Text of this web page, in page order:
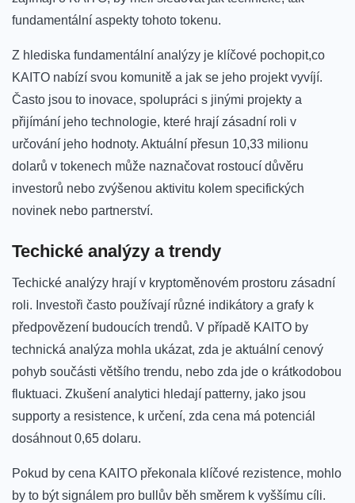
fundamentální aspekty tohoto⁤ tokenu.
Z hlediska fundamentální analýzy je klíčové pochopit,co
KAITO nabízí⁢ svou komunitě a jak se jeho‍ projekt vyvíjí.
Často jsou to inovace, spolupráci ‌s ​jinými projekty a
přijímání jeho ​technologie, které hrají zásadní roli v
‌určování jeho⁤ hodnoty. ​Aktuální ‍přesun 10,33⁣ milionu
dolarů v tokenech může naznačovat rostoucí důvěru
investorů nebo ⁢zvýšenou aktivitu kolem specifických
novinek​ nebo partnerství.
Techické analýzy​ a trendy
Techické analýzy hrají v kryptoměnovém prostoru zásadní
roli. Investoři často používají různé​ indikátory a ⁣grafy k
předpovězení ​budoucích trendů. V případě KAITO‌ by
technická analýza mohla ukázat,‌ zda​ je ⁤aktuální cenový
pohyb součásti‌ většího trendu, nebo zda jde o krátkodobou
fluktuaci. Zkušení analytici hledají ‌patterny, jako jsou
supporty a resistence, k určení, zda cena má potenciál
‍dosáhnout 0,65‍ dolaru.
Pokud⁢ by cena‍ KAITO překonala klíčové rezistence, mohlo
by to být signálem pro bullův běh směrem k vyššímu cíli.